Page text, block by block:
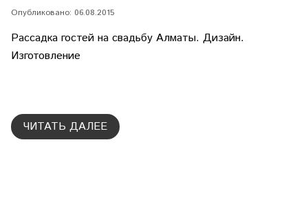
Опубликовано: 06.08.2015
Рассадка гостей на свадьбу Алматы. Дизайн.
Изготовление
ЧИТАТЬ ДАЛЕЕ